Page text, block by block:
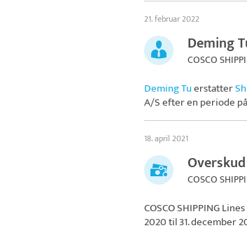
21. februar 2022
Deming
COSCO
Deming Tuerstatter
A/Sefter en periode
18. april 2021
COSCO
COSCO SHIPPING
2020 til 31. december